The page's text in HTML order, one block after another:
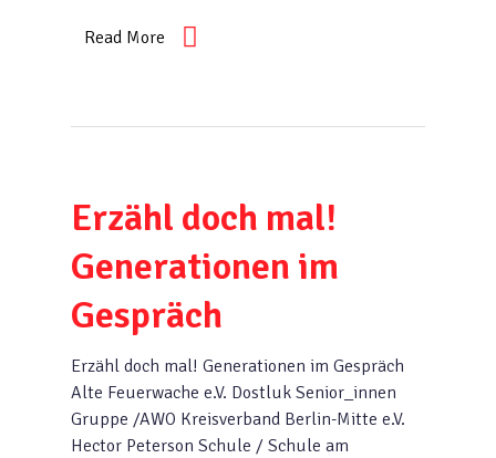
Read More
Erzähl doch mal!
Generationen im
Gespräch
Erzähl doch mal! Generationen im Gespräch
Alte Feuerwache e.V. Dostluk Senior_innen
Gruppe /AWO Kreisverband Berlin-Mitte e.V.
Hector Peterson Schule / Schule am